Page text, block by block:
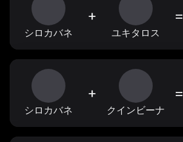
シロカバネ
+
ユキタロス
=
シロカバネ
+
クインビーナ
=